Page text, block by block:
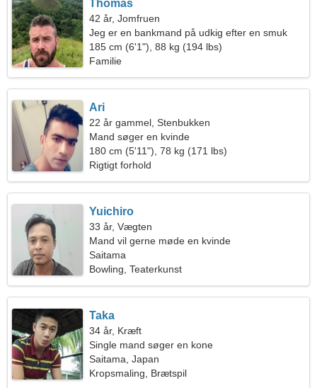
Thomas
42 år, Jomfruen
Jeg er en bankmand på udkig efter en smuk
kvinde
185 cm (6'1"), 88 kg (194 lbs)
Familie
Ari
22 år gammel, Stenbukken
Mand søger en kvinde
180 cm (5'11"), 78 kg (171 lbs)
Rigtigt forhold
Yuichiro
33 år, Vægten
Mand vil gerne møde en kvinde
Saitama
Bowling, Teaterkunst
Taka
34 år, Kræft
Single mand søger en kone
Saitama, Japan
Kropsmaling, Brætspil